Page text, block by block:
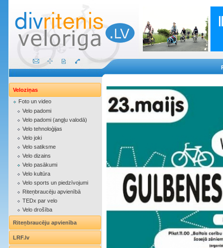
Veloziņas
Foto un video
Velo padomi
Velo padomi (angļu valodā)
Velo tehnoloģijas
Velo joki
Velo satiksme
Velo dizains
Velo pasākumi
Velo kultūra
Velo sports un piedzīvojumi
Riteņbraucēju apvienībā
TEDx par velo
Velo drošība
Riteņbraucēju apvienība
LRF.lv